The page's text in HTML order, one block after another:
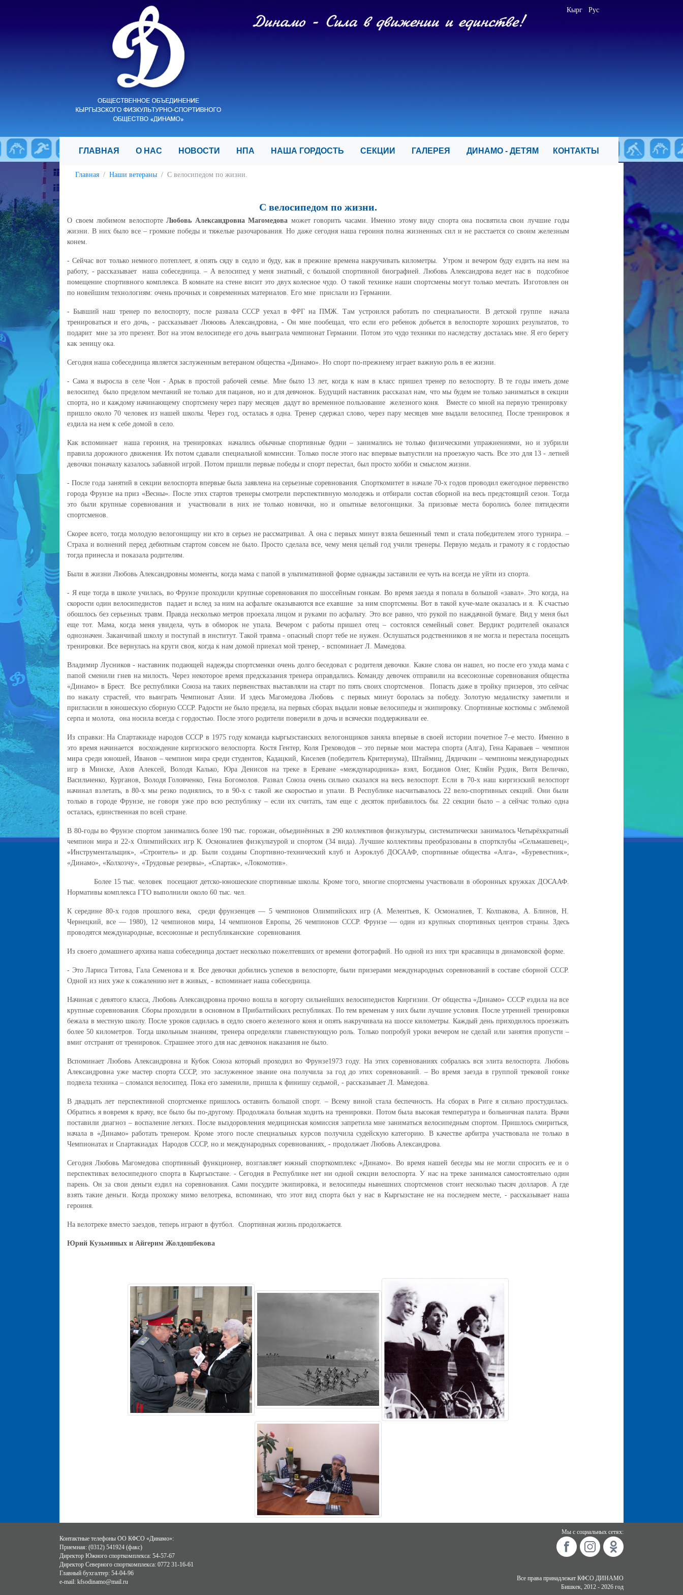
Кырг Рус
ГЛАВНАЯ О НАС НОВОСТИ НПА НАША ГОРДОСТЬ СЕКЦИИ ГАЛЕРЕЯ ДИНАМО - ДЕТЯМ КОНТАКТЫ
Главная Наши ветераны С велосипедом по жизни.
С велосипедом по жизни.
О своем любимом велоспортеЛюбовь Александровна Магомедова может говорить часами. Именно этому виду спорта она посвятила свои лучшие годы
жизни. В них было все – громкие победы и тяжелые разочарования. Но даже сегодня наша героиня полна жизненных сил и не расстается со своим железным
конем.
- Сейчас вот только немного потеплеет, я опять сяду в седло и буду, как в прежние времена накручивать километры. Утром и вечером буду ездить на нем на
работу, - рассказывает наша собеседница. – А велосипед у меня знатный, с большой спортивной биографией. Любовь Александрова ведет нас в подсобное
помещение спортивного комплекса. В комнате на стене висит это двух колесное чудо. О такой технике наши спортсмены могут только мечтать. Изготовлен он
по новейшим технологиям: очень прочных и современных материалов. Его мне прислали из Германии.
- Бывший наш тренер по велоспорту, после развала СССР уехал в ФРГ на ПМЖ. Там устроился работать по специальности. В детской группе начала
тренироваться и его дочь, - рассказывает Лююовь Александровна, - Он мне пообещал, что если его ребенок добьется в велоспорте хороших результатов, то
подарит мне за это презент. Вот на этом велосипеде его дочь выиграла чемпионат Германии. Потом это чудо техники по наследству досталась мне. Я его берегу
как зеницу ока.
Сегодня наша собеседница является заслуженным ветераном общества «Динамо». Но спорт по-прежнему играет важную роль в ее жизни.
- Сама я выросла в селе Чон - Арык в простой рабочей семье. Мне было 13 лет, когда к нам в класс пришел тренер по велоспорту. В те годы иметь доме
велосипед было пределом мечтаний не только для пацанов, но и для девчонок. Будущий наставник рассказал нам, что мы будем не только заниматься в секции
спорта, но и каждому начинающему спортсмену через пару месяцев дадут во временное пользование железного коня. Вместе со мной на первую тренировку
пришло около 70 человек из нашей школы. Через год, осталась я одна. Тренер сдержал слово, через пару месяцев мне выдали велосипед. После тренировок я
ездила на нем к себе домой в село.
Как вспоминает наша героиня, на тренировках начались обычные спортивные будни – занимались не только физическими упражнениями, но и зубрили
правила дорожного движения. Их потом сдавали специальной комиссии. Только после этого нас впервые выпустили на проезжую часть. Все это для 13 - летней
девочки поначалу казалось забавной игрой. Потом пришли первые победы и спорт перестал, был просто хобби и смыслом жизни.
- После года занятий в секции велоспорта впервые была заявлена на серьезные соревнования. Спорткомитет в начале 70-х годов проводил ежегодное первенство
города Фрунзе на приз «Весны». После этих стартов тренеры смотрели перспективную молодежь и отбирали состав сборной на весь предстоящий сезон. Тогда
это были крупные соревнования и участвовали в них не только новички, но и опытные велогонщики. За призовые места боролись более пятидесяти
спортсменов.
Скорее всего, тогда молодую велогонщицу ни кто в серьез не рассматривал. А она с первых минут взяла бешенный темп и стала победителем этого турнира. –
Страха и волнений перед дебютным стартом совсем не было. Просто сделала все, чему меня целый год учили тренеры. Первую медаль и грамоту я с гордостью
тогда принесла и показала родителям.
Были в жизни Любовь Александровны моменты, когда мама с папой в ультимативной форме однажды заставили ее чуть на всегда не уйти из спорта.
- Я еще тогда в школе училась, во Фрунзе проходили крупные соревнования по шоссейным гонкам. Во время заезда я попала в большой «завал». Это когда, на
скорости один велосипедистов падает и вслед за ним на асфальте оказываются все ехавшие за ним спортсмены. Вот в такой куче-мале оказалась и я. К счастью
обошлось без серьезных травм. Правда несколько метров проехала лицом и руками по асфальту. Это все равно, что рукой по наждачной бумаге. Вид у меня был
еще тот. Мама, когда меня увидела, чуть в обморок не упала. Вечером с работы пришел отец – состоялся семейный совет. Вердикт родителей оказался
однозначен. Заканчивай школу и поступай в институт. Такой травма - опасный спорт тебе не нужен. Ослушаться родственников я не могла и перестала посещать
тренировки. Все вернулась на круги своя, когда к нам домой приехал мой тренер, - вспоминает Л. Мамедова.
Владимир Лусников - наставник подающей надежды спортсменки очень долго беседовал с родителя девочки. Какие слова он нашел, но после его ухода мама с
папой сменили гнев на милость. Через некоторое время предсказания тренера оправдались. Команду девочек отправили на всесоюзные соревнования общества
«Динамо» в Брест. Все республики Союза на таких первенствах выставляли на старт по пять своих спортсменов. Попасть даже в тройку призеров, это сейчас
по накалу страстей, что выиграть Чемпионат Азии. И здесь Магомедова Любовь с первых минут боролась за победу. Золотую медалистку заметили и
пригласили в юношескую сборную СССР. Радости не было предела, на первых сборах выдали новые велосипеды и экипировку. Спортивные костюмы с эмблемой
серпа и молота, она носила всегда с гордостью. После этого родители поверили в дочь и всячески поддерживали ее.
Из справки: На Спартакиаде народов СССР в 1975 году команда кыргызстанских велогонщиков заняла впервые в своей истории почетное 7–е место. Именно в
это время начинается восхождение киргизского велоспорта. Костя Гентер, Коля Греховодов – это первые мои мастера спорта (Алга), Гена Караваев – чемпион
мира среди юношей, Иванов – чемпион мира среди студентов, Кадацкий, Киселев (победитель Критериума), Штаймиц, Дядичкин – чемпионы международных
игр в Минске, Ахов Алексей, Володя Калько, Юра Денисов на треке в Ереване «международника» взял, Богданов Олег, Кляйн Рудик, Витя Величко,
Васильченко, Курганов, Володя Головченко, Гена Богомолов. Развал Союза очень сильно сказался на весь велоспорт. Если в 70-х наш киргизский велоспорт
начинал взлетать, в 80-х мы резко поднялись, то в 90-х с такой же скоростью и упали. В Республике насчитывалось 22 вело-спортивных секций. Они были
только в городе Фрунзе, не говоря уже про всю республику – если их считать, там еще с десяток прибавилось бы. 22 секции было – а сейчас только одна
осталась, единственная по всей стране.
В 80-годы во Фрунзе спортом занимались более 190 тыс. горожан, объединённых в 290 коллективов физкультуры, систематически занималось Четырёхкратный
чемпион мира и 22-х Олимпийских игр К. Осмоналиев физкультурой и спортом (34 вида). Лучшие коллективы преобразованы в спортклубы «Сельмашевец»,
«Инструментальщик», «Строитель» и др. Были созданы Спортивно-технический клуб и Аэроклуб ДОСААФ, спортивные общества «Алга», «Буревестник»,
«Динамо», «Колхозчу», «Трудовые резервы», «Спартак», «Локомотив».
Более 15 тыс. человек посещают детско-юношеские спортивные школы. Кроме того, многие спортсмены участвовали в оборонных кружках ДОСААФ.
Нормативы комплекса ГТО выполнили около 60 тыс. чел.
К середине 80-х годов прошлого века, среди фрунзенцев — 5 чемпионов Олимпийских игр (А. Мелентьев, К. Осмоналиев, Т. Колпакова, А. Блинов, Н.
Чернецкий, все — 1980), 12 чемпионов мира, 14 чемпионов Европы, 26 чемпионов СССР. Фрунзе — один из крупных спортивных центров страны. Здесь
проводятся международные, всесоюзные и республиканские соревнования.
Из своего домашнего архива наша собеседница достает несколько пожелтевших от времени фотографий. Но одной из них три красавицы в динамовской форме.
- Это Лариса Титова, Гала Семенова и я. Все девочки добились успехов в велоспорте, были призерами международных соревнований в составе сборной СССР.
Одной из них уже к сожалению нет в живых, - вспоминает наша собеседница.
Начиная с девятого класса, Любовь Александровна прочно вошла в когорту сильнейших велосипедистов Киргизии. От общества «Динамо» СССР ездила на все
крупные соревнования. Сборы проходили в основном в Прибалтийских республиках. По тем временам у них были лучшие условия. После утренней тренировки
бежала в местную школу. После уроков садилась в седло своего железного коня и опять накручивала на шоссе километры. Каждый день приходилось проезжать
более 50 километров. Тогда школьным знаниям, тренера определяли главенствующую роль. Только попробуй уроки вечером не сделай или занятия пропусти –
вмиг отстранят от тренировок. Страшнее этого для нас девчонок наказания не было.
Вспоминает Любовь Александровна и Кубок Союза который проходил во Фрунзе1973 году. На этих соревнованиях собралась вся элита велоспорта. Любовь
Александровна уже мастер спорта СССР, это заслуженное звание она получила за год до этих соревнований. – Во время заезда в группой трековой гонке
подвела техника – сломался велосипед. Пока его заменили, пришла к финишу седьмой, - рассказывает Л. Мамедова.
В двадцать лет перспективной спортсменке пришлось оставить большой спорт. – Всему виной стала беспечность. На сборах в Риге я сильно простудилась.
Обратись я вовремя к врачу, все было бы по-другому. Продолжала больная ходить на тренировки. Потом была высокая температура и больничная палата. Врачи
поставили диагноз – воспаление легких. После выздоровления медицинская комиссия запретила мне заниматься велосипедным спортом. Пришлось смириться,
начала в «Динамо» работать тренером. Кроме этого после специальных курсов получила судейскую категорию. В качестве арбитра участвовала не только в
Чемпионатах и Спартакиадах Народов СССР, но и международных соревнованиях, - продолжает Любовь Александрова.
Сегодня Любовь Магомедова спортивный функционер, возглавляет южный спорткомплекс «Динамо». Во время нашей беседы мы не могли спросить ее и о
перспективах велосипедного спорта в Кыргызстане. - Сегодня в Республике нет ни одной секции велоспорта. У нас на треке занимался самостоятельно один
парень. Он за свои деньги ездил на соревнования. Сами посудите экипировка, и велосипеды нынешних спортсменов стоит несколько тысяч долларов. А где
взять такие деньги. Когда прохожу мимо велотрека, вспоминаю, что этот вид спорта был у нас в Кыргызстане не на последнем месте, - рассказывает наша
героиня.
На велотреке вместо заездов, теперь играют в футбол. Спортивная жизнь продолжается.
Юрий Кузьминых и Айгерим Жолдошбекова
Контактные телефоны ОО КФСО «Динамо»:
Приемная: (0312) 541924 (факс)
Директор Южного спорткомплекса: 54-57-67
Директор Северного спорткомплекса: 0772 31-16-61
Главный бухгалтер: 54-04-96
e-mail: kfsodinamo@mail.ru
Мы с социальных сетях:
Все права принадлежат КФСО ДИНАМО
Бишкек, 2012 - 2026 год